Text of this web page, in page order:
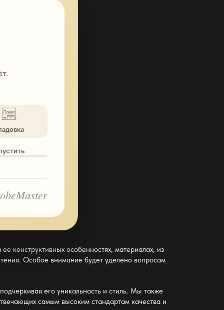
конструктивных особенностях, материалах, из
Особое внимание будет уделено вопросам
его уникальность и стиль. Мы также
самым высоким стандартам качества и